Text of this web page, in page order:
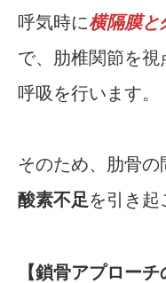
呼気時に横隔膜と
で、肋椎関節を
呼吸を行います。
そのため、肋骨の
酸素不足を引き起
【鎖骨アプローチ